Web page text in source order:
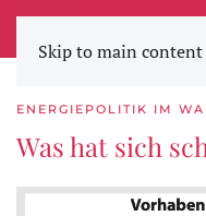
Skip to main content
ENERGIEPOLITIK IM
Was hat sich